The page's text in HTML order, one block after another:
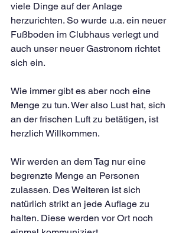
viele Dinge auf der Anlage
herzurichten. So wurde u.a. ein neuer
Fußboden im Clubhaus verlegt und
auch unser neuer Gastronom richtet
sich ein.
Wie immer gibt es aber noch eine
Menge zu tun. Wer also Lust hat, sich
an der frischen Luft zu betätigen, ist
herzlich Willkommen.
Wir werden an dem Tag nur eine
begrenzte Menge an Personen
zulassen. Des Weiteren ist sich
natürlich strikt an jede Auflage zu
halten. Diese werden vor Ort noch